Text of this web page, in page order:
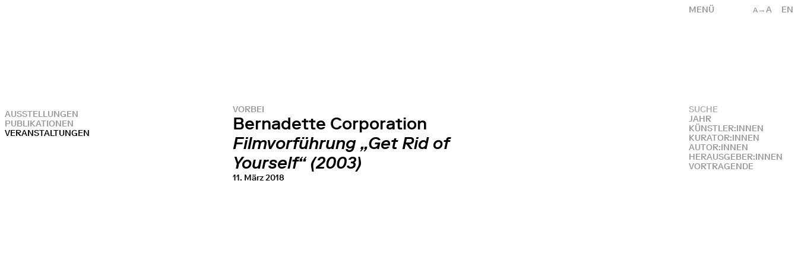
A →A EN
MENÜ
AUSSTELLUNGEN
PUBLIKATIONEN
VERANSTALTUNGEN
JAHR
KÜNSTLER:INNEN
KURATOR:INNEN
AUTOR:INNEN
HERAUSGEBER:INNEN
VORTRAGENDE
VORBEI
Bernadette Corporation
Filmvorführung „Get Rid of
Yourself“ (2003)
11. März 2018